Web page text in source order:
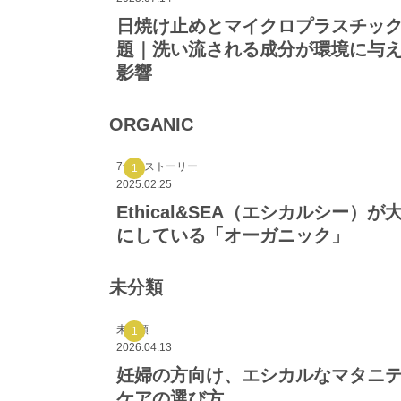
日焼け止めとマイクロプラスチッ
題｜洗い流される成分が環境に与
影響
ORGANIC
7つのストーリー
2025.02.25
Ethical&SEA（エシカルシー）が
にしている「オーガニック」
未分類
未分類
2026.04.13
妊婦の方向け、エシカルなマタニ